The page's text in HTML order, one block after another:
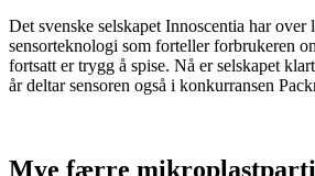
Det svenske selskapet Innoscentia har
sensorteknologi som forteller forbrukeren
fortsatt er trygg å spise. Nå er selskapet
år deltar sensoren også i konkurransen
Mye færre